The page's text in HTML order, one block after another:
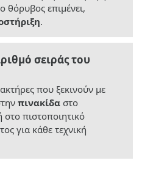
θόρυβος επιμένει,
.
σειράς του
που ξεκινούν με
πινακίδα στο
πιστοποιητικό
για κάθε τεχνική